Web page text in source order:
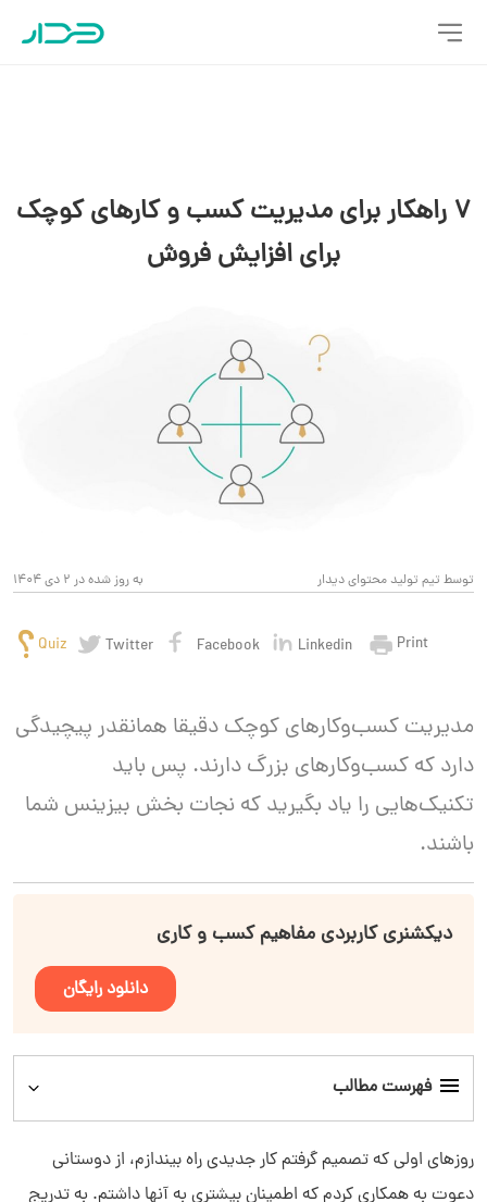
7 راهکار برای مدیریت کسب و کارهای کوچک
برای افزایش فروش
به روز شده در 2 دی 1404 توسط تیم تولید محتوای دیدار
Quiz Twitter Facebook Linkedin Print
مدیریت کسب‌وکارهای کوچک دقیقا همانقدر پیچیدگی
دارد که کسب‌وکارهای بزرگ دارند. پس باید
تکنیک‌هایی را یاد بگیرید که نجات بخش بیزینس شما
باشند.
دیکشنری کاربردی مفاهیم کسب و کاری
دانلود رایگان
فهرست مطالب
روزهای اولی که تصمیم گرفتم کار جدیدی راه بیندازم، از دوستانی
دعوت به همکاری کردم که اطمینان بیشتری به آنها داشتم. به تدریج